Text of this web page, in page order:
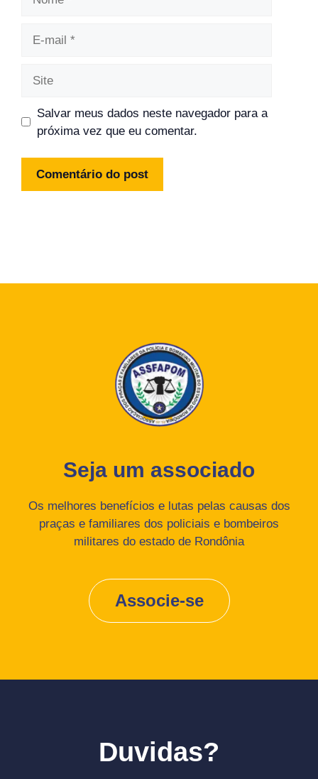
Salvar meus dados neste navegador para a
próxima vez que eu comentar.
Seja um associado
Os melhores benefícios e lutas pelas causas dos
praças e familiares dos policiais e bombeiros
militares do estado de Rondônia
Associe-se
Duvidas?